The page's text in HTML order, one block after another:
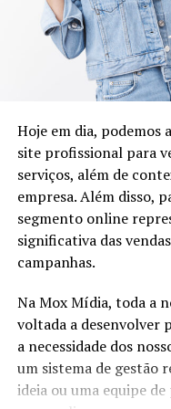
uma nova perspectiva
incentivando as
individualidade e
“É fundamental
subjugada a
especialista. Em sua
individualidade de
respeitada,
TÓPICOS RELACIONADOS
A SEGUIR
para um olhar
NÃO PERCA
Alan Kardec Marques
amor e o perdão além
Comoção grave de
Fracasso das medidas
Declaração de guerra
estrangeira.
O decreto do estado
seguir o seguinte
Conselho da República
feita a consulta (o
opinativo), o
estado de sítio para o
O estado de sítio só
seja aprovado no
O estado de sítio só
seja aprovado no
O Congresso Nacional
para votar a
Hoje em dia,
site profissional para
serviços, além de
empresa. Além disso,
segmento online
significativa das
campanhas.
Na Mox Mídia, toda a
voltada a desenvolver
a necessidade dos
um sistema de gestão
ideia ou uma equipe